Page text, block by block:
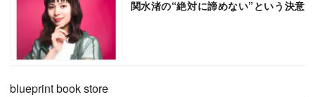
関水渚の“絶対に諦めない”という決意
blueprint book store